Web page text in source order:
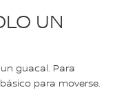
UN
guacal. Para
para moverse.